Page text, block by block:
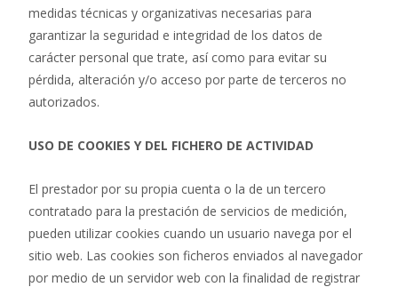
medidas técnicas y organizativas necesarias para
garantizar la seguridad e integridad de los datos de
carácter personal que trate, así como para evitar su
pérdida, alteración y/o acceso por parte de terceros no
autorizados.
USO DE COOKIES Y DEL FICHERO DE ACTIVIDAD
El prestador por su propia cuenta o la de un tercero
contratado para la prestación de servicios de medición,
pueden utilizar cookies cuando un usuario navega por el
sitio web. Las cookies son ficheros enviados al navegador
por medio de un servidor web con la finalidad de registrar